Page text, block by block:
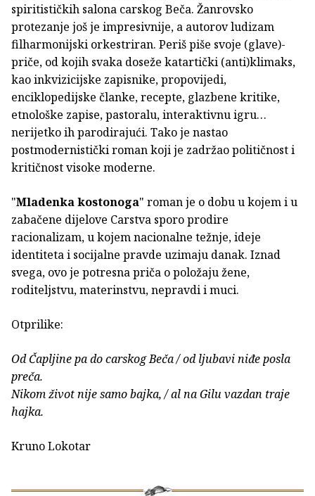
spiritističkih salona carskog Beča. Žanrovsko
protezanje još je impresivnije, a autorov ludizam
filharmonijski orkestriran. Periš piše svoje (glave)-
priče, od kojih svaka doseže katartički (anti)klimaks,
kao inkvizicijske zapisnike, propovijedi,
enciklopedijske članke, recepte, glazbene kritike,
etnološke zapise, pastoralu, interaktivnu igru…
nerijetko ih parodirajući. Tako je nastao
postmodernistički roman koji je zadržao političnost i
kritičnost visoke moderne.
"Mladenka kostonoga" roman je o dobu u kojem i u
zabačene dijelove Carstva sporo prodire
racionalizam, u kojem nacionalne težnje, ideje
identiteta i socijalne pravde uzimaju danak. Iznad
svega, ovo je potresna priča o položaju žene,
roditeljstvu, materinstvu, nepravdi i muci.
Otprilike:
Od Čapljine pa do carskog Beča / od ljubavi niđe posla
preča.
Nikom život nije samo bajka, / al na Gilu vazdan traje
hajka.
Kruno Lokotar